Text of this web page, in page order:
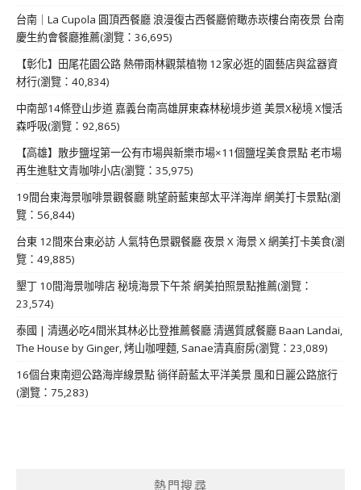
台南｜La Cupola 圓頂西餐廳 浪漫復古西餐廳俯瞰赤崁樓台南夜景 台南
慶生約會餐廳推薦(瀏覽：36,695)
【彰化】田尾花園公路 熱帶雨林觀葉植物 12家必逛的園藝店與盆器資
材行(瀏覽：40,834)
中南部14條登山步道 嘉義台南高雄屏東森林秘境步道 美景X秘境 X慢活
森呼吸(瀏覽：92,865)
【高雄】散步鹽埕第一公有市場與新樂市場×11個鹽埕美食景點 老市場
再生進駐文青咖啡小店(瀏覽：35,975)
19間台東海景咖啡景觀餐廳 眺望蔚藍東部太平洋海岸 網美打卡景點(瀏
覽：56,844)
台東 12間來台東必訪 人氣特色景觀餐廳 夜景 X 海景 X 網美打卡美食(瀏
覽：49,885)
墾丁 10間海景咖啡店 秘境海景下午茶 網美拍照景點推薦(瀏覽：
23,574)
泰國 | 清邁必吃4間米其林必比登推薦餐廳 清邁質感餐廳 Baan Landai,
The House by Ginger, 烤山咖哩麵, Sanae清真廚房(瀏覽：23,089)
16個台東南迴公路海岸線景點 徜徉蔚藍太平洋美景 風和日麗公路旅行
(瀏覽：75,283)
熱門搜尋